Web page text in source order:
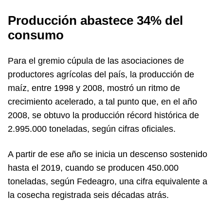
Producción abastece 34% del
consumo
Para el gremio cúpula de las asociaciones de
productores agrícolas del país, la producción de
maíz, entre 1998 y 2008, mostró un ritmo de
crecimiento acelerado, a tal punto que, en el año
2008, se obtuvo la producción récord histórica de
2.995.000 toneladas, según cifras oficiales.
A partir de ese año se inicia un descenso sostenido
hasta el 2019, cuando se producen 450.000
toneladas, según Fedeagro, una cifra equivalente a
la cosecha registrada seis décadas atrás.